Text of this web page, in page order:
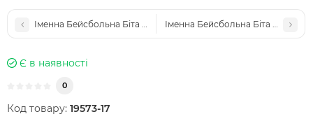
Іменна Бейсбольна Біта в авто "Вова завжди правий"
Іменна Бейсбольна Біта в авто
Є в наявності
0
Код товару: 19573-17